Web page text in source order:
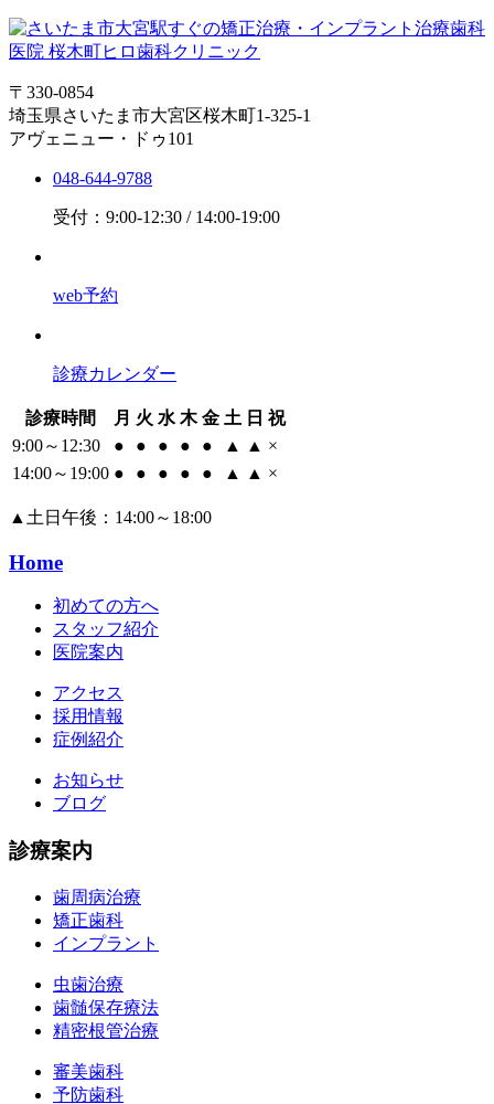
〒330-0854
埼玉県さいたま市大宮区桜木町1-325-1
アヴェニュー・ドゥ101
048-644-9788
受付：9:00-12:30 / 14:00-19:00
web予約
診療カレンダー
診療時間 月 火 水 木 金 土 日 祝
9:00～12:30
● ● ● ● ● ▲ ▲ ×
14:00～19:00 ● ● ● ● ● ▲ ▲ ×
▲ 土日午後：14:00～18:00
Home
初めての方へ
スタッフ紹介
医院案内
アクセス
採用情報
症例紹介
お知らせ
ブログ
診療案内
歯周病治療
矯正歯科
インプラント
虫歯治療
歯髄保存療法
精密根管治療
審美歯科
予防歯科